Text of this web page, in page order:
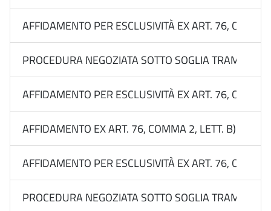
AFFIDAMENTO PER ESCLUSIVITÀ EX ART. 76,
PROCEDURA NEGOZIATA SOTTO SOGLIA TRAMITE
AFFIDAMENTO PER ESCLUSIVITÀ EX ART. 76,
AFFIDAMENTO EX ART. 76, COMMA 2, LETT. B) DEL
AFFIDAMENTO PER ESCLUSIVITÀ EX ART. 76,
PROCEDURA NEGOZIATA SOTTO SOGLIA TRAMITE